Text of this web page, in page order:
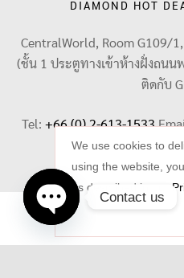
DIAMOND HOT
CentralWorld, Room G109/
(ชั้น 1 ประตูทางเข้าห้างฝั่งถนน
ติดกับ
Tel: +66 (0) 2-613-1533
We use cookies to
using the website,
as described in our
Contact us
Open